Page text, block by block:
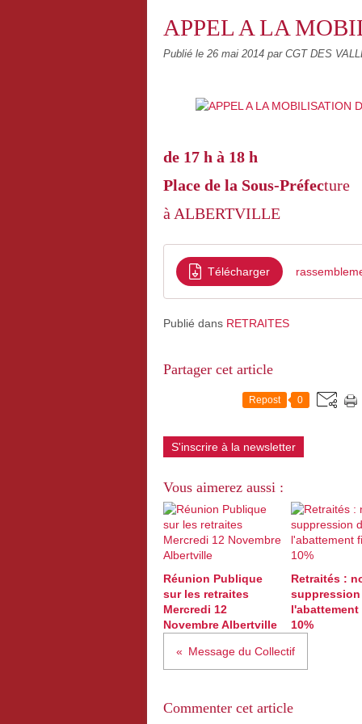
APPEL A LA
Publié le 26 mai 2014 par CGT DES
de 17 h à 18 h
Place de la Sous-Préfecture
à ALBERTVILLE
Télécharger
Publié dans RETRAITES
Partager cet article
Repost 0
S'inscrire à la newsletter
Vous aimerez aussi :
Réunion Publique
sur les retraites
Mercredi 12
Novembre Albertville
Retraités :
suppression
10%
Message du Collectif
Commenter cet article